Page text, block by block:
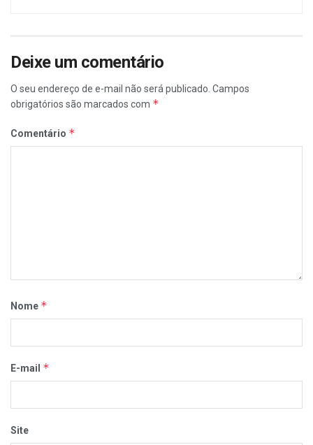
Deixe um comentário
O seu endereço de e-mail não será publicado. Campos
obrigatórios são marcados com *
Comentário *
Nome *
E-mail *
Site